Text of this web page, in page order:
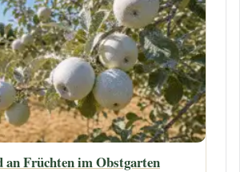
an Früchten im Obstgarten